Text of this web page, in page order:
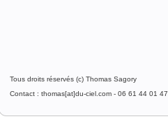
Tous droits réservés (c) Thomas Sagory
Contact : thomas[at]du-ciel.com - 06 61 44 01 47